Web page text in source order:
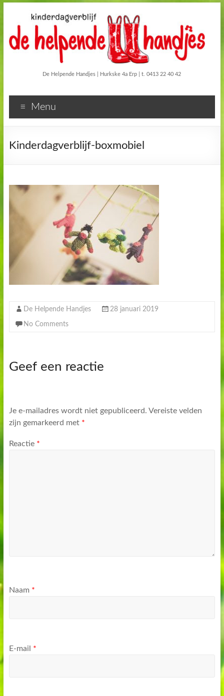
De Helpende Handjes | Hurkske 4a Erp | t. 0413 22 40 42
Menu
Kinderdagverblijf-boxmobiel
De Helpende Handjes 28 januari 2019
No Comments
Geef een reactie
Je e-mailadres wordt niet gepubliceerd. Vereiste velden
zijn gemarkeerd met *
Reactie *
Naam *
E-mail *